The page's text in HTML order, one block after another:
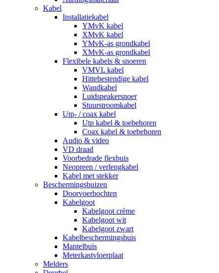
Kabel
Installatiekabel
YMvK kabel
XMvK kabel
YMvK-as grondkabel
XMvK-as grondkabel
Flexibele kabels & snoeren
VMVL kabel
Hittebestendige kabel
Wandkabel
Luidspeakersnoer
Stuurstroomkabel
Utp- / coax kabel
Utp kabel & toebehoren
Coax kabel & toebehoren
Audio & video
VD draad
Voorbedrade flexbuis
Neopreen / verlengkabel
Kabel met stekker
Beschermingsbuizen
Doorvoerbochten
Kabelgoot
Kabelgoot crème
Kabelgoot wit
Kabelgoot zwart
Kabelbeschermingsbuis
Mantelbuis
Meterkastvloerplaat
Melders